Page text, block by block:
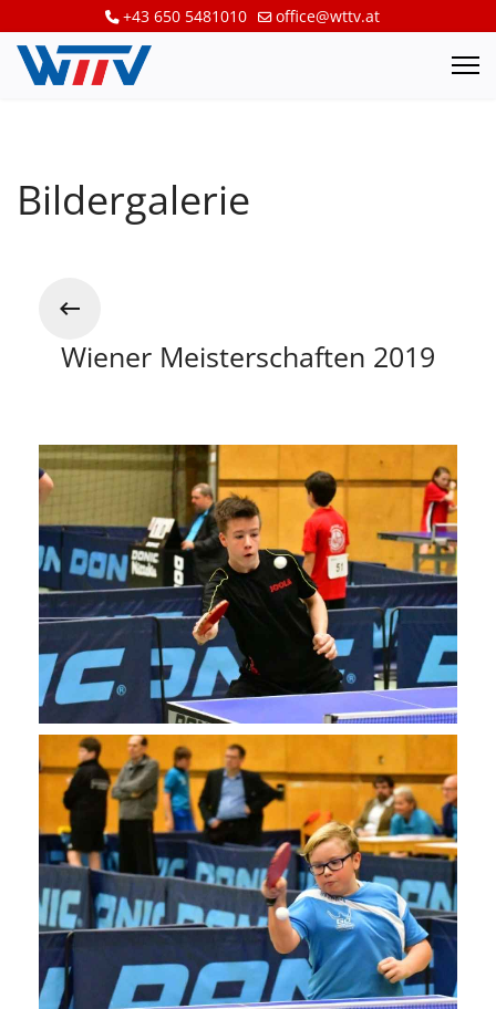
+43 650 5481010 office@wttv.at
Bildergalerie
Wiener Meisterschaften 2019